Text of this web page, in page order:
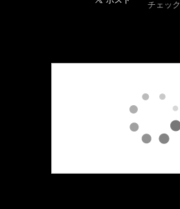
チェック